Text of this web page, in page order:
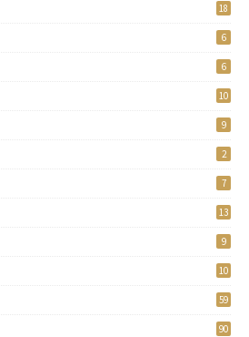
18
6
6
10
9
2
7
13
9
10
59
90